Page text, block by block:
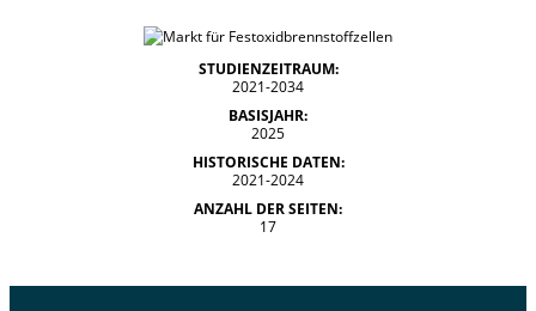
STUDIENZEITRAUM:
2021-2034
BASISJAHR:
2025
HISTORISCHE DATEN:
2021-2024
ANZAHL DER SEITEN:
17